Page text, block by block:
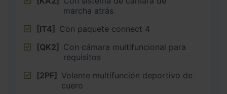
marcha atrás
[IT4] Con paquete connect 4
[QK2] Con cámara multifuncional para
requisitos
[2PF] Volante multifunción deportivo de
cuero